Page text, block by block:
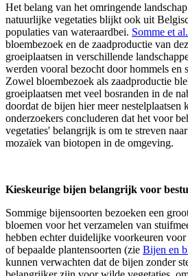
Het belang van het omringende
natuurlijke vegetaties blijkt ook uit
populaties van wateraardbei. Somme et
bloembezoek en de zaadproductie van
groeiplaatsen in verschillende
werden vooral bezocht door hommels en
Zowel bloembezoek als zaadproductie
groeiplaatsen met veel bosranden in de
doordat de bijen hier meer
onderzoekers concluderen dat het voor
vegetaties' belangrijk is om te streven
mozaïek van biotopen in de omgeving.
Kieskeurige bijen belangrijk voor
Sommige bijensoorten bezoeken een
bloemen voor het verzamelen van
hebben echter duidelijke voorkeuren
of bepaalde plantensoorten (zie Bijen en
kunnen verwachten dat de bijen zonder